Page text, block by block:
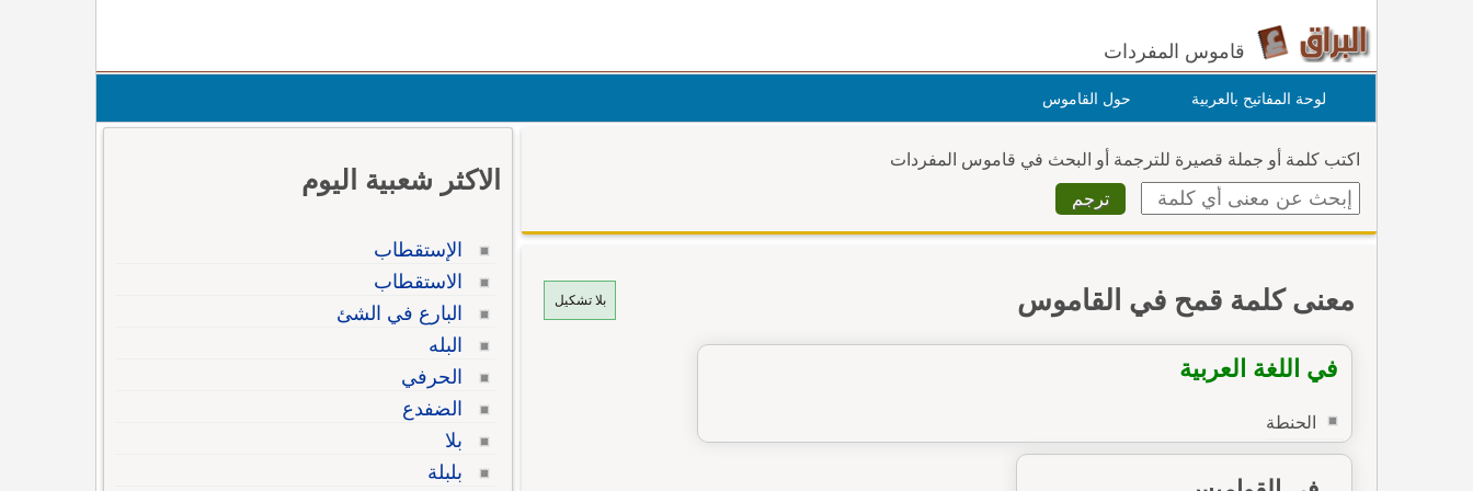
قاموس المفردات
لوحة المفاتيح بالعربية حول القاموس
اكتب كلمة أو جملة قصيرة للترجمة أو البحث في قاموس المفردات
بلا تشكيل معنى كلمة قمح في القاموس
في اللغة العربية
الحنطة
الاكثر شعبية اليوم
الإستقطاب
الاستقطاب
البارع في الشئ
البله
الحرفي
الضفدع
بلا
بلبلة